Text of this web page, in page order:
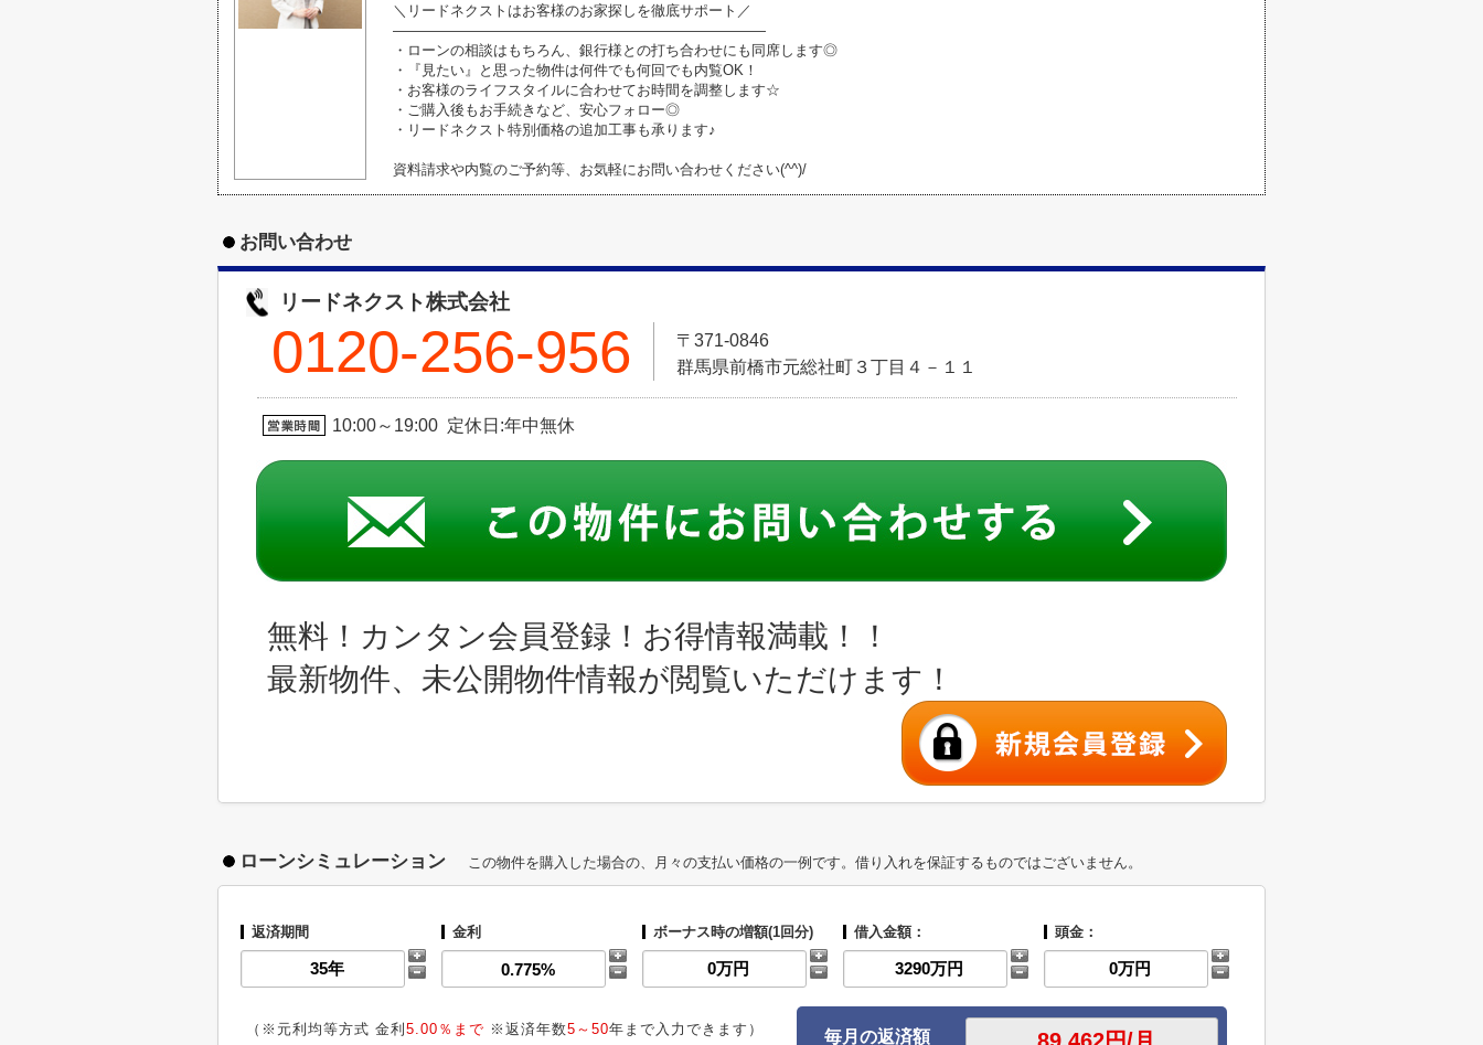
＼リードネクストはお客様のお家探しを徹底サポート／
――――――――――――――――――――――――――
・ローンの相談はもちろん、銀行様との打ち合わせにも同席します◎
・『見たい』と思った物件は何件でも何回でも内覧OK！
・お客様のライフスタイルに合わせてお時間を調整します☆
・ご購入後もお手続きなど、安心フォロー◎
・リードネクスト特別価格の追加工事も承ります♪
資料請求や内覧のご予約等、お気軽にお問い合わせください(^^)/
お問い合わせ
リードネクスト株式会社
0120-256-956
〒371-0846
群馬県前橋市元総社町３丁目４－１１
10:00～19:00 定休日:年中無休
無料！カンタン会員登録！お得情報満載！！
最新物件、未公開物件情報が閲覧いただけます！
ローンシミュレーション この物件を購入した場合の、月々の支払い価格の一例です。借り入れを保証するものではございません。
返済期間 金利 ボーナス時の増額(1回分) 借入金額： 頭金：
（※元利均等方式 金利 5.00％まで ※返済年数5～50年まで入力できます）
毎月の返済額